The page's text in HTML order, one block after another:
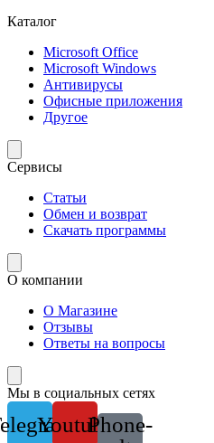
Каталог
Microsoft Office
Microsoft Windows
Антивирусы
Офисные приложения
Другое
Сервисы
Статьи
Обмен и возврат
Скачать программы
О компании
О Магазине
Отзывы
Ответы на вопросы
Мы в социальных сетях
YoutubePhone-